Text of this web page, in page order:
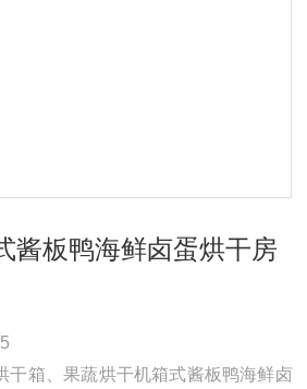
酱板鸭海鲜卤蛋烘干房
干箱、果蔬烘干机箱式酱板鸭海鲜卤